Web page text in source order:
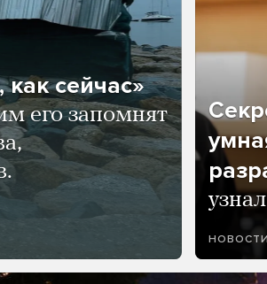
сейчас»
его запомнят
НОВОСТИ